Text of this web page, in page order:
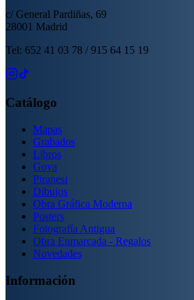
c/ General Pardiñas, 69
28001 Madrid
Tel: 652 41 03 78 / 915 64 15 19
Catálogo
Mapas
Grabados
Libros
Goya
Piranesi
Dibujos
Obra Gráfica Moderna
Posters
Fotografía Antigua
Obra Enmarcada - Regalos
Novedades
Información